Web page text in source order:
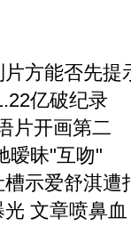
方能否先提
亿破纪录
片开画第二
暧昧"互吻"
槽示爱舒淇遭
文章喷鼻血